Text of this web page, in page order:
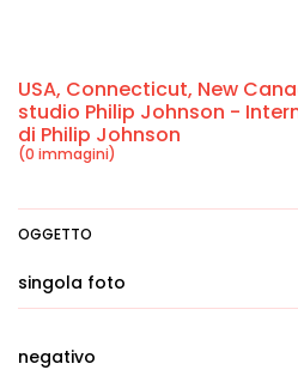
USA, Connecticut, New
studio Philip Johnson -
di Philip Johnson
(0 immagini)
OGGETTO
singola foto
negativo